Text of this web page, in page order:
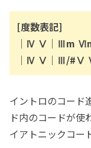
[度数表記]
｜Ⅳ Ⅴ｜Ⅲm
｜Ⅳ Ⅴ｜Ⅲ/#Ⅴ
イントロのコード
ド内のコードが使
イアトニックコー